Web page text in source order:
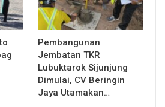
Pembangunan
Jembatan TKR
Lubuktarok Sijunjung
Dimulai, CV Beringin
Jaya Utamakan…